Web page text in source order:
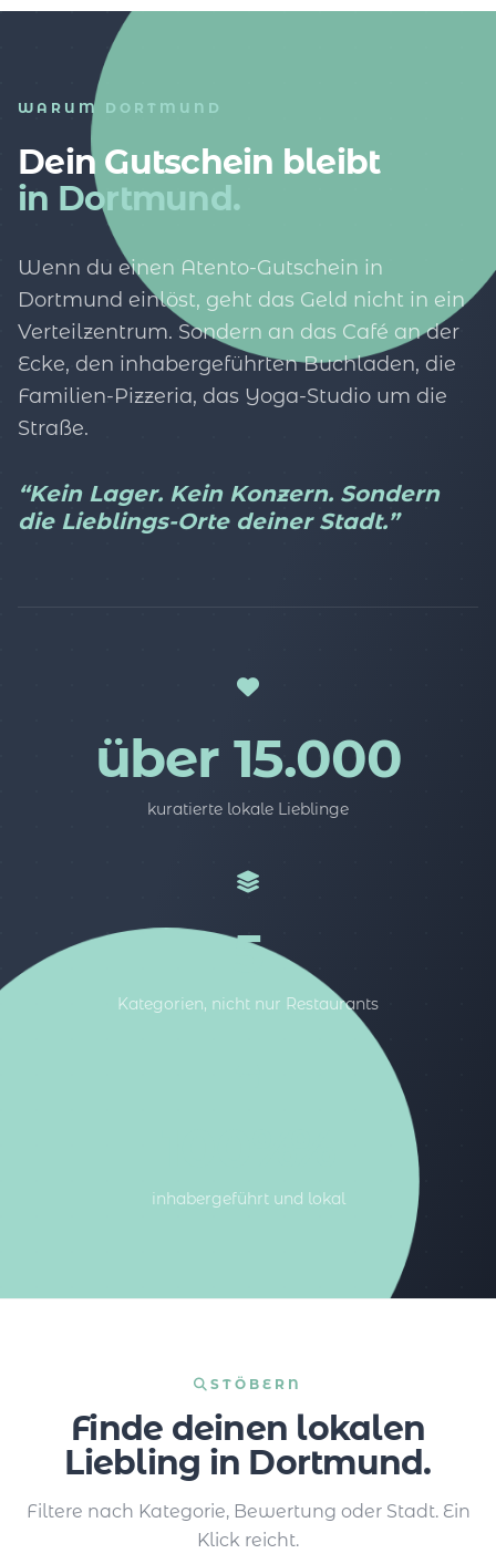
WARUM DORTMUND
Dein Gutschein bleibt
in Dortmund.
Wenn du einen Atento-Gutschein in
Dortmund einlöst, geht das Geld nicht in ein
Verteilzentrum. Sondern an das Café an der
Ecke, den inhabergeführten Buchladen, die
Familien-Pizzeria, das Yoga-Studio um die
Straße.
“Kein Lager. Kein Konzern. Sondern
die Lieblings-Orte deiner Stadt.”
über 15.000
kuratierte lokale Lieblinge
5
Kategorien, nicht nur Restaurants
inhabergeführt und lokal
STÖBERN
Finde deinen lokalen
Liebling in Dortmund.
Filtere nach Kategorie, Bewertung oder Stadt. Ein
Klick reicht.